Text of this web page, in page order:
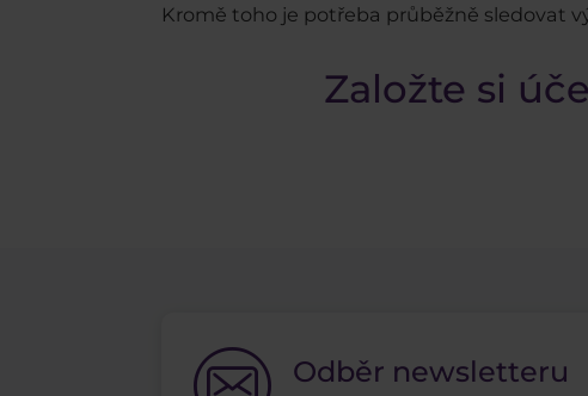
Kromě toho je potřeba průběžně sledovat
Založte si
Odběr newsletteru